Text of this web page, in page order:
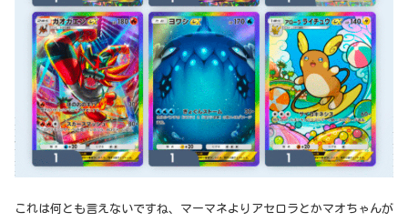
これは何とも言えないですね、マーマネよりアセロラとかマオちゃんが